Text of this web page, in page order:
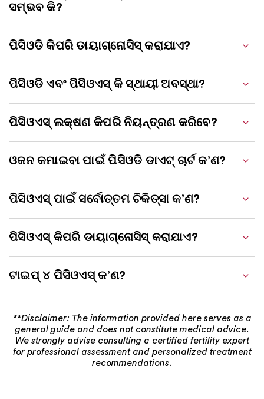
ସମ୍ଭବ କି?
ପିସିଓଡି କିପରି ଡାୟାଗ୍ନୋସିସ୍ କରାଯାଏ?
ପିସିଓଡି ଏବଂ ପିସିଓଏସ୍ କି ସ୍ଥାୟୀ ଅବସ୍ଥା?
ପିସିଓଏସ୍ ଲକ୍ଷଣ କିପରି ନିୟନ୍ତ୍ରଣ କରିବେ?
ଓଜନ କମାଇବା ପାଇଁ ପିସିଓଡି ଡାଏଟ୍ ଚାର୍ଟ କ’ଣ?
ପିସିଓଏସ୍ ପାଇଁ ସର୍ବୋତ୍ତମ ଚିକିତ୍ସା କ’ଣ?
ପିସିଓଏସ୍ କିପରି ଡାୟାଗ୍ନୋସିସ୍ କରାଯାଏ?
ଟାଇପ୍ ୪ ପିସିଓଏସ୍ କ’ଣ?
**Disclaimer: The information provided here serves as a
general guide and does not constitute medical advice.
We strongly advise consulting a certified fertility expert
for professional assessment and personalized treatment
recommendations.